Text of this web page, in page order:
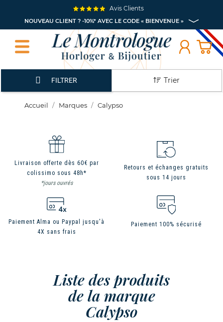
NOUVEAU CLIENT ? -10%* AVEC LE CODE « BIENVENUE »
Avis Clients
FILTRER Trier
Accueil Marques Calypso
Livraison offerte dès 60€ par
colissimo sous 48h*
*jours ouvrés
Retours et échanges gratuits
sous 14 jours
Paiement Alma ou Paypal jusqu'à
4X sans frais
Paiement 100% sécurisé
Liste des produits
de la marque
Calypso